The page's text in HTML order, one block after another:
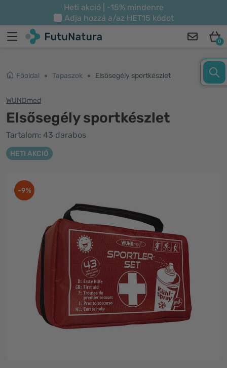
Heti akció | -15% mindenre
Adja hozzá a/az HET15 kódot
0
Főoldal Tapaszok Elsősegély sportkészlet
WUNDmed
Elsősegély sportkészlet
Tartalom: 43 darabos
HETI AKCIÓ
-9%